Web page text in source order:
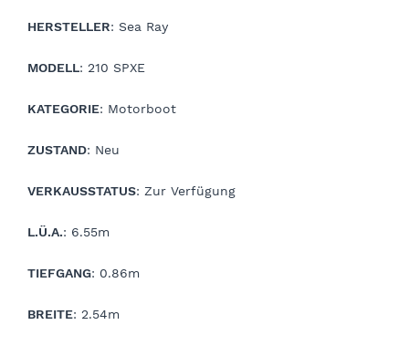
HERSTELLER: Sea Ray
MODELL: 210 SPXE
KATEGORIE: Motorboot
ZUSTAND: Neu
VERKAUSSTATUS: Zur Verfügung
L.Ü.A.: 6.55m
TIEFGANG: 0.86m
BREITE: 2.54m